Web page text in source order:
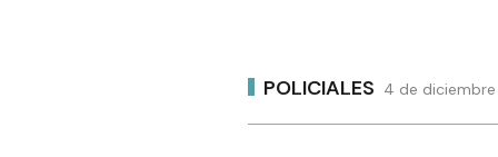
POLICIALES 4 de